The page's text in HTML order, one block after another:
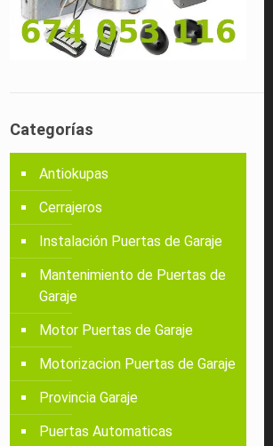
Categorías
Antiokupas
Cerrajeros
Instalación Puertas de Garaje
Mantenimiento de Puertas de
Garaje
Motor Puertas de Garaje
Motorizacion Puertas de Garaje
Provincia Garaje
Puertas Automaticas